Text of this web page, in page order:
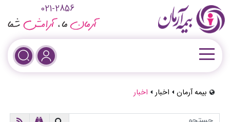
021-2856
بیمه آرمان اخبار اخبار